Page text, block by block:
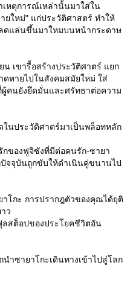
หตุการณ์เหล่านั้นมาใส่ใน
ยใหม่" แก่ประวัติศาสตร์ ทำให้
ดแล่นขึ้นมาใหมบนหน้ากระดาษ
เขารื้อสร้างประวัติศาตร์ แยก
หายไปในสังคมสมัยใหม่ ใส่
คนยังยึดมั่นและศรัทธาต่อความ
ในประวัติศาตร์มาเป็นพล็อทหลัก
ของฟูจิซังที่มีต่อคนรัก-ซายา
จจุบันถูกขับให้ดำเนินคู่ขนานไป
โกะ การปรากฎตัวของคุณได้ยุติ
ว
สต็อปของประโยคชีวิตอัน
ำซายาโกะเดินทางเข้าไปสู่โลก